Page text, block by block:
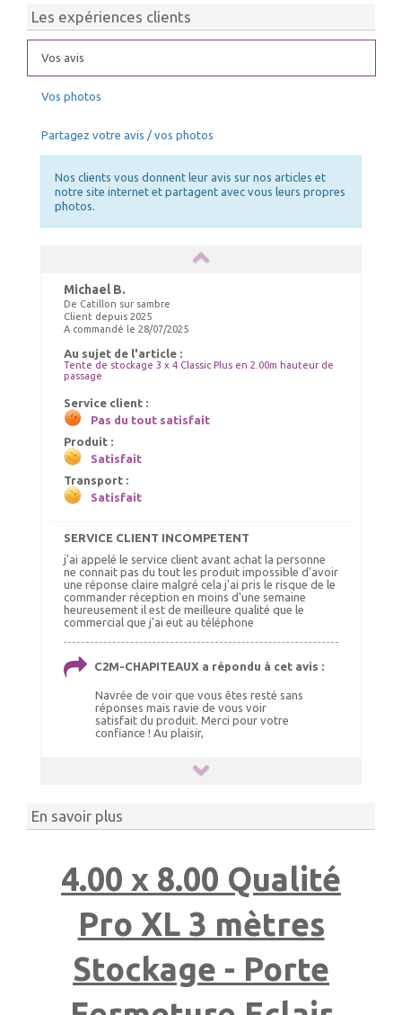
NETTOYANT PVC
39.00 € TTC livré
43.00 €
Ajout panier
150.00 €
Ajout panier
ELASTIQUES LONGS
Choix Coloris : Blanc, Quantités : 50
55.00 € TTC livré
59.00 €
Ajout panier
Les expériences clients
Vos avis
Vos photos
Partagez votre avis / vos photos
Nos clients vous donnent leur avis sur nos articles et
notre site internet et partagent avec vous leurs propres
photos.
Michael B.
De Catillon sur sambre
Client depuis 2025
A commandé le 28/07/2025
Au sujet de l'article :
Tente de stockage 3 x 4 Classic Plus en 2.00m hauteur de
passage
Service client :
Pas du tout satisfait
Produit :
Satisfait
Transport :
Satisfait
SERVICE CLIENT INCOMPETENT
j'ai appelé le service client avant achat la personne
ne connait pas du tout les produit impossible d'avoir
une réponse claire malgré cela j'ai pris le risque de le
commander réception en moins d'une semaine
heureusement il est de meilleure qualité que le
commercial que j'ai eut au téléphone
C2M-CHAPITEAUX a répondu à cet avis :
Navrée de voir que vous êtes resté sans
réponses mais ravie de vous voir
satisfait du produit. Merci pour votre
confiance ! Au plaisir,
En savoir plus
4.00 x 8.00 Qualité
Pro XL 3 mètres
Stockage - Porte